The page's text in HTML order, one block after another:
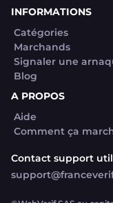
INFORMATIONS
Catégories
Marchands
Signaler une
Blog
A PROPOS
Aide
Comment ça
Contact support